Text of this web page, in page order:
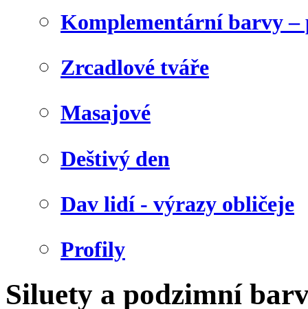
Komplementární barvy
Zrcadlové tváře
Masajové
Deštivý den
Dav lidí - výrazy obličeje
Profily
Siluety a podzimní